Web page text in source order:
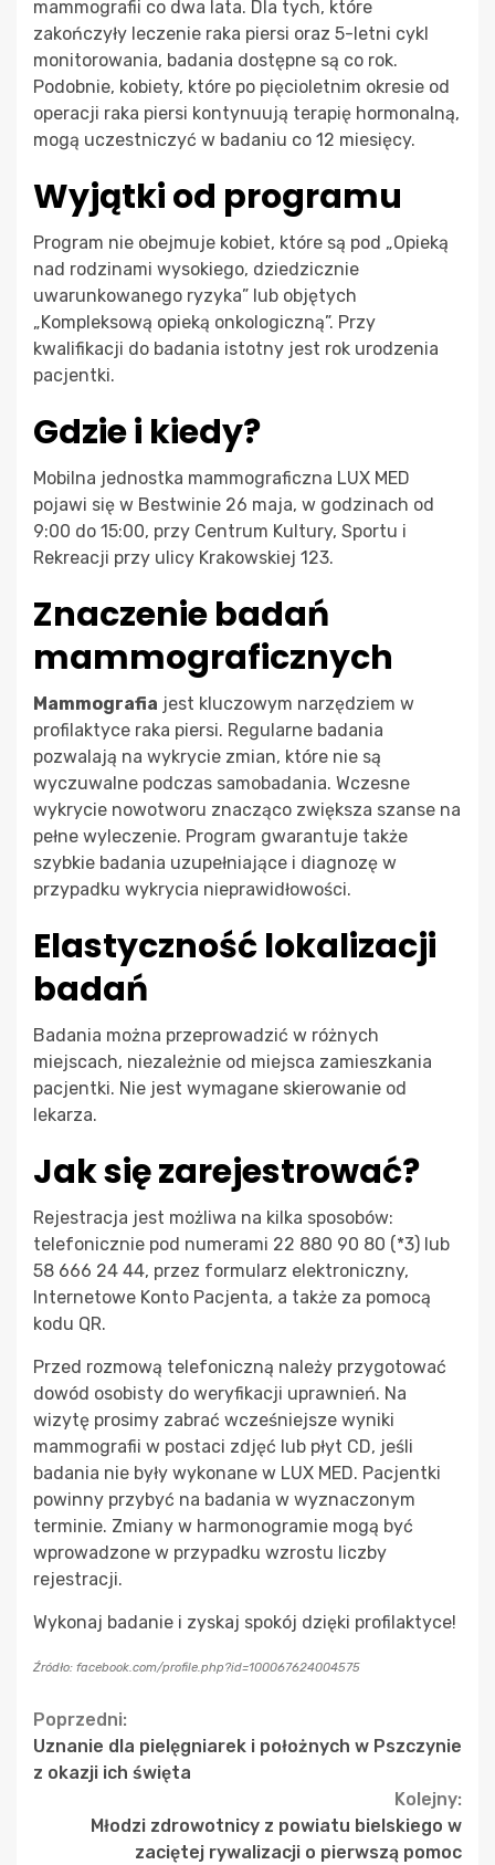
mammografii co dwa lata. Dla tych, które
zakończyły leczenie raka piersi oraz 5-letni cykl
monitorowania, badania dostępne są co rok.
Podobnie, kobiety, które po pięcioletnim okresie od
operacji raka piersi kontynuują terapię hormonalną,
mogą uczestniczyć w badaniu co 12 miesięcy.
Wyjątki od programu
Program nie obejmuje kobiet, które są pod „Opieką
nad rodzinami wysokiego, dziedzicznie
uwarunkowanego ryzyka” lub objętych
„Kompleksową opieką onkologiczną”. Przy
kwalifikacji do badania istotny jest rok urodzenia
pacjentki.
Gdzie i kiedy?
Mobilna jednostka mammograficzna LUX MED
pojawi się w Bestwinie 26 maja, w godzinach od
9:00 do 15:00, przy Centrum Kultury, Sportu i
Rekreacji przy ulicy Krakowskiej 123.
Znaczenie badań
mammograficznych
Mammografia jest kluczowym narzędziem w
profilaktyce raka piersi. Regularne badania
pozwalają na wykrycie zmian, które nie są
wyczuwalne podczas samobadania. Wczesne
wykrycie nowotworu znacząco zwiększa szanse na
pełne wyleczenie. Program gwarantuje także
szybkie badania uzupełniające i diagnozę w
przypadku wykrycia nieprawidłowości.
Elastyczność lokalizacji
badań
Badania można przeprowadzić w różnych
miejscach, niezależnie od miejsca zamieszkania
pacjentki. Nie jest wymagane skierowanie od
lekarza.
Jak się zarejestrować?
Rejestracja jest możliwa na kilka sposobów:
telefonicznie pod numerami 22 880 90 80 (*3) lub
58 666 24 44, przez formularz elektroniczny,
Internetowe Konto Pacjenta, a także za pomocą
kodu QR.
Przed rozmową telefoniczną należy przygotować
dowód osobisty do weryfikacji uprawnień. Na
wizytę prosimy zabrać wcześniejsze wyniki
mammografii w postaci zdjęć lub płyt CD, jeśli
badania nie były wykonane w LUX MED. Pacjentki
powinny przybyć na badania w wyznaczonym
terminie. Zmiany w harmonogramie mogą być
wprowadzone w przypadku wzrostu liczby
rejestracji.
Wykonaj badanie i zyskaj spokój dzięki profilaktyce!
Źródło: facebook.com/profile.php?id=100067624004575
Continue
Reading
Poprzedni:
Uznanie dla pielęgniarek i położnych w Pszczynie
z okazji ich święta
Kolejny:
Młodzi zdrowotnicy z powiatu bielskiego w
zaciętej rywalizacji o pierwszą pomoc